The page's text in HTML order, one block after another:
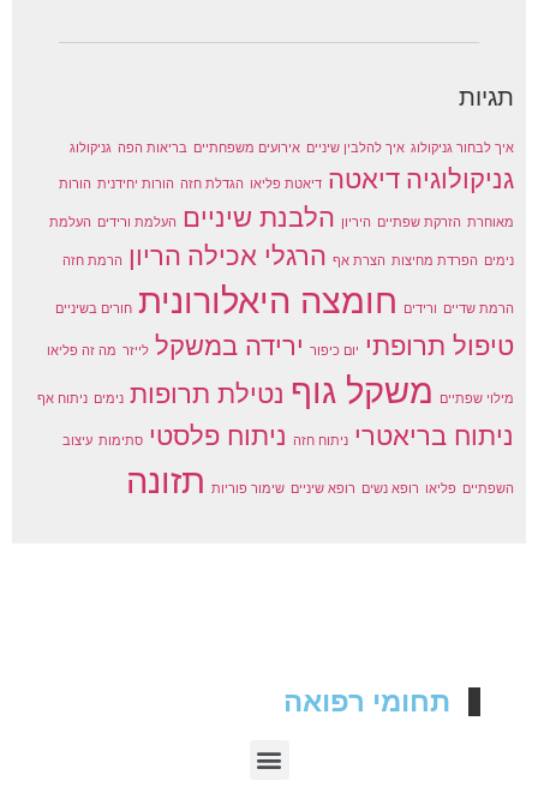
תגיות
איך לבחור גניקולוג איך להלבין שיניים אירועים משפחתיים בריאות הפה גניקולוג
גניקולוגיה דיאטה דיאטת פליאו הגדלת חזה הורות יחידנית הורות
מאוחרת הזרקת שפתיים היריון הלבנת שיניים העלמת ורידים העלמת
נימים הפרדת מחיצות הצרת אף הרגלי אכילה הריון הרמת חזה
הרמת שדיים ורידים חומצה היאלורונית חורים בשיניים
טיפול תרופתי יום כיפור ירידה במשקל לייזר מה זה פליאו
מילוי שפתיים משקל גוף נטילת תרופות נימים ניתוח אף
ניתוח בריאטרי ניתוח חזה ניתוח פלסטי סתימות עיצוב
השפתיים פליאו רופא נשים רופא שיניים שימור פוריות תזונה
תחומי רפואה